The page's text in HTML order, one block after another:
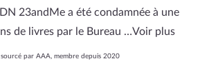
23andMe a été condamnée à une
de livres par le Bureau …Voir plus
sourcé par AAA, membre depuis 2020